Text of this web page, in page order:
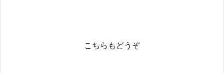
こちらもどうぞ